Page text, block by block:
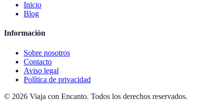
Inicio
Blog
Información
Sobre nosotros
Contacto
Aviso legal
Política de privacidad
© 2026 Viaja con Encanto. Todos los derechos reservados.